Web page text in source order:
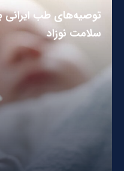
توصیه‌های طب ایرانی
سلامت نوزاد